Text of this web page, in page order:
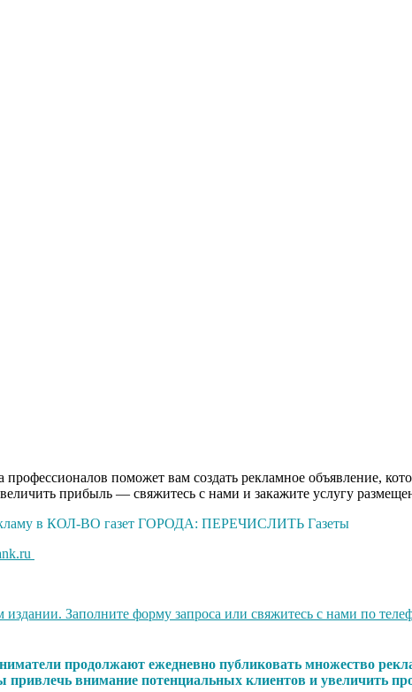
поможет вам создать рекламное объявление,
прибыль — свяжитесь с нами и закажите услугу
в КОЛ-ВО газет ГОРОДА: ПЕРЕЧИСЛИТЬ Газеты
Заполните форму запроса или свяжитесь с нами по
продолжают ежедневно публиковать множество
внимание потенциальных клиентов и увеличить